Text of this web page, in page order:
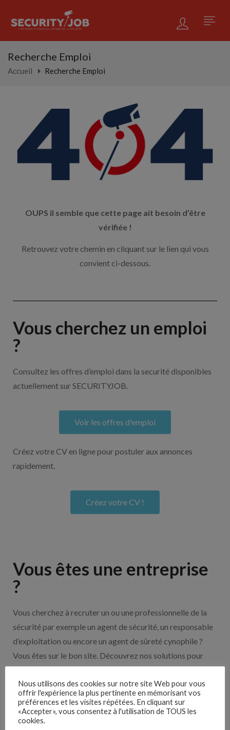
Recherche Emploi
Accueil Recherche Emploi
OUPS il semble que cette page ait besoin d’être
vérifiée !
Retrouvez votre chemin en cliquant sur le lien qui vous
convient ci-dessous.
Vous cherchez un emploi
?
Consultez les offres d’emploi dans la securité disponibles
actuellement sur SECURITYJOB.
Voir les offres d'emploi
Créez votre CV en ligne pour postuler aux annonces
rapidement.
Créez votre CV !
Vous êtes une entreprise
?
Vous cherchez à recruter un ou une professionnelle de la
sécurité par exemple un agent de sécurité, un responsable
d’exploitation ou encore un agent de sûreté cynophile ?
Vous êtes sur le bon site. Découvrez nos solutions pour
Nos solutions entreprises
Nous utilisons des cookies sur notre site Web pour vous
offrir l'expérience la plus pertinente en mémorisant vos
préférences et les visites répétées. En cliquant sur
«Accepter», vous consentez à l'utilisation de TOUS les
cookies.